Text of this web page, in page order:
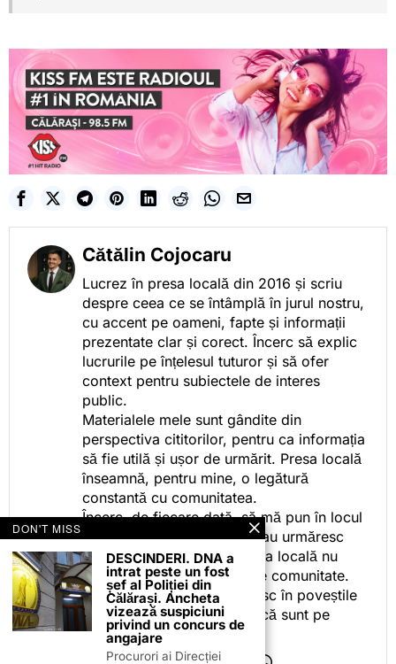
Cătălin Cojocaru
Lucrez în presa locală din 2016 și scriu
despre ceea ce se întâmplă în jurul nostru,
cu accent pe oameni, fapte și informații
prezentate clar și corect. Încerc să explic
lucrurile pe înțelesul tuturor și să ofer
context pentru subiectele de interes
public.
Materialele mele sunt gândite din
perspectiva cititorilor, pentru ca informația
să fie utilă și ușor de urmărit. Presa locală
înseamnă, pentru mine, o legătură
constantă cu comunitatea.
Încerc, de fiecare dată, să mă pun în locul
celor care citesc, privesc sau urmăresc
ceea ce fac. Pentru că presa locală nu
este despre mine, ci despre comunitate.
Iar dacă oamenii se regăsesc în poveștile
pe care le spun, înseamnă că sunt pe
drumul bun.
DON'T MISS
DESCINDERI. DNA a
intrat peste un fost
șef al Poliției din
Călărași. Ancheta
vizează suspiciuni
privind un concurs de
angajare
Procurori ai Direcției